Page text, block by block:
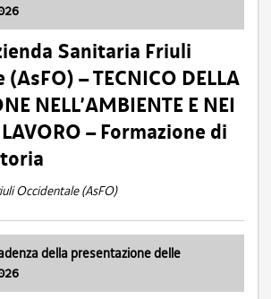
Sanitaria Friuli
– TECNICO DELLA
NELL’AMBIENTE E NEI
– Formazione di
Occidentale (AsFO)
della presentazione delle